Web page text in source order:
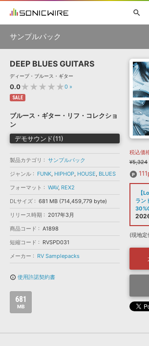
ソフト音源 »
プラグイン・エフェクト »
サンプルパック »
ソフトウェア／ツール »
DAW »
効果音 »
BGM »
特集 »
ニュースレター »
SONICWIREブログ »
製品サポート情報 »
DTMガイド »
FAQ »
お問い合わせ » 無
次世
APS
search
初音ミク NT 鏡音リン・レン V4X 巡音ル
KAITO V3
VOCALOID TOONTRACK
VIENNA
EZ DRUMMER 3
ラ
ボーカル抜き出
ELECTRONICA
EDM TRANCE
ソフト音源 プラグイン・エフェクト
ソフトウェア／ツール DAW 効
サンプルパック
製品一覧
メーカー
フォーマット
ランキング
DEEP BLUES GUITARS
ディープ・ブルース・ギター
0.0★★★★★0 »
SALE
ブルース・ギター・リフ・コレクショ
ン
デモサウンド(11)
製品カテゴリ
サンプルパック
ジャンル
FUNK, HIPHOP, HOUSE, BLUES
フォーマット
WAV, REX2
DLサイズ
681 MB (714,459,779 byte)
リリース時期
2017年3月
商品コード
A1898
短縮コード
RVSPD031
メーカー
RV Samplepacks
info_outline 使用許諾契約書
681
MB
税込価
¥5,324
【
ラン
(現地